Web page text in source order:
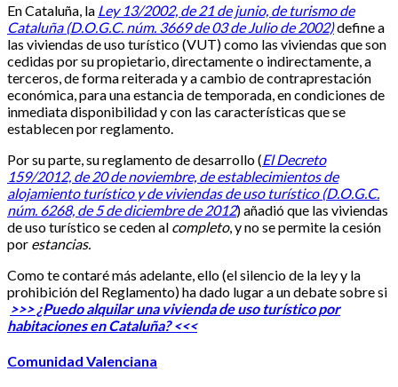
En Cataluña, la Ley 13/2002, de 21 de junio, de turismo de
Cataluña (D.O.G.C. núm. 3669 de 03 de Julio de 2002)define a
las viviendas de uso turístico (VUT) como las viviendas que son
cedidas por su propietario, directamente o indirectamente, a
terceros, de forma reiterada y a cambio de contraprestación
económica, para una estancia de temporada, en condiciones de
inmediata disponibilidad y con las características que se
establecen por reglamento.
Por su parte, su reglamento de desarrollo (El Decreto
159/2012, de 20 de noviembre, de establecimientos de
alojamiento turístico y de viviendas de uso turístico (D.O.G.C.
núm. 6268, de 5 de diciembre de 2012) añadió que las viviendas
de uso turístico se ceden al completo, y no se permite la cesión
por estancias.
Como te contaré más adelante, ello (el silencio de la ley y la
prohibición del Reglamento) ha dado lugar a un debate sobre si
>>> ¿Puedo alquilar una vivienda de uso turístico por
habitaciones en Cataluña? <<<
Comunidad Valenciana